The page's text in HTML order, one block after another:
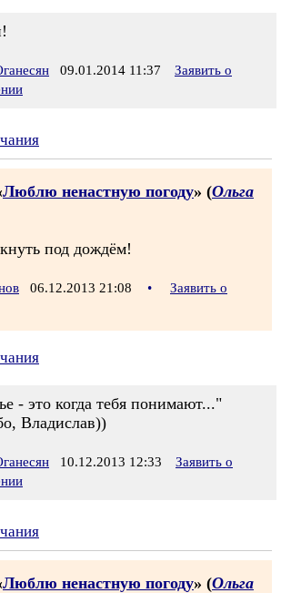
09.01.2014 11:37
Заявить о
Люблю ненастную погоду» (Ольга
под дождём!
06.12.2013 21:08 •
Заявить о
- это когда тебя понимают..."
Владислав))
10.12.2013 12:33
Заявить о
Люблю ненастную погоду» (Ольга